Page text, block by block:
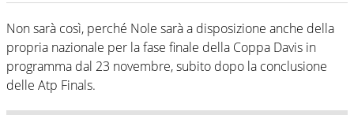
Non sarà così, perché Nole sarà a disposizione anche della
propria nazionale per la fase finale della Coppa Davis in
programma dal 23 novembre, subito dopo la conclusione
delle Atp Finals.